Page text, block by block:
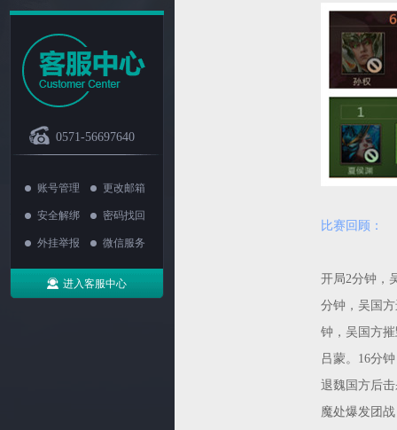
0571-56697640
账号管理 更改邮箱
安全解绑 密码找回
外挂举报 微信服务
进入客服中心
比赛回顾：
开局2分钟，
分钟，吴国
钟，吴国方
吕蒙。16分
退魏国方后
魔处爆发团